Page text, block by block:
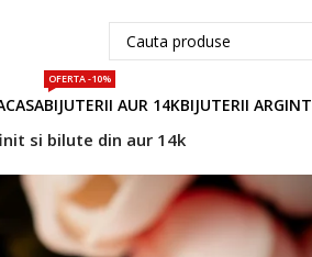
BIJUTERII AUR 14K
OFERTA -10%
BIJUTERII ARGINT
si bilute din aur 14k